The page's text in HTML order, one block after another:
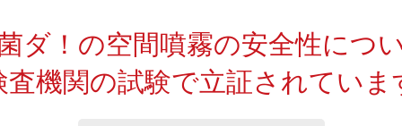
ダ！の空間噴霧の安全性につ
査機関の試験で立証されていま